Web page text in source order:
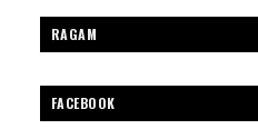
RAGAM
FACEBOOK